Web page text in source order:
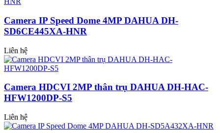
Camera IP Speed Dome 4MP DAHUA DH-
SD6CE445XA-HNR
Liên hệ
Camera HDCVI 2MP thân trụ DAHUA DH-HAC-
HFW1200DP-S5
Liên hệ